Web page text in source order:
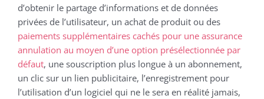
d’obtenir le partage d’informations et de données
privées de l’utilisateur, un achat de produit ou des
paiements supplémentaires cachés pour une assurance
annulation au moyen d’une option présélectionnée par
défaut, une souscription plus longue à un abonnement,
un clic sur un lien publicitaire, l’enregistrement pour
l’utilisation d’un logiciel qui ne le sera en réalité jamais,